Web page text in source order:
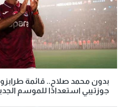
بدون محمد صلاح.. قائمة
جوزتيبي استعدادًا للموسم